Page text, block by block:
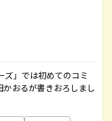
ズ」では初めてのコミ
おるが書きおろしまし